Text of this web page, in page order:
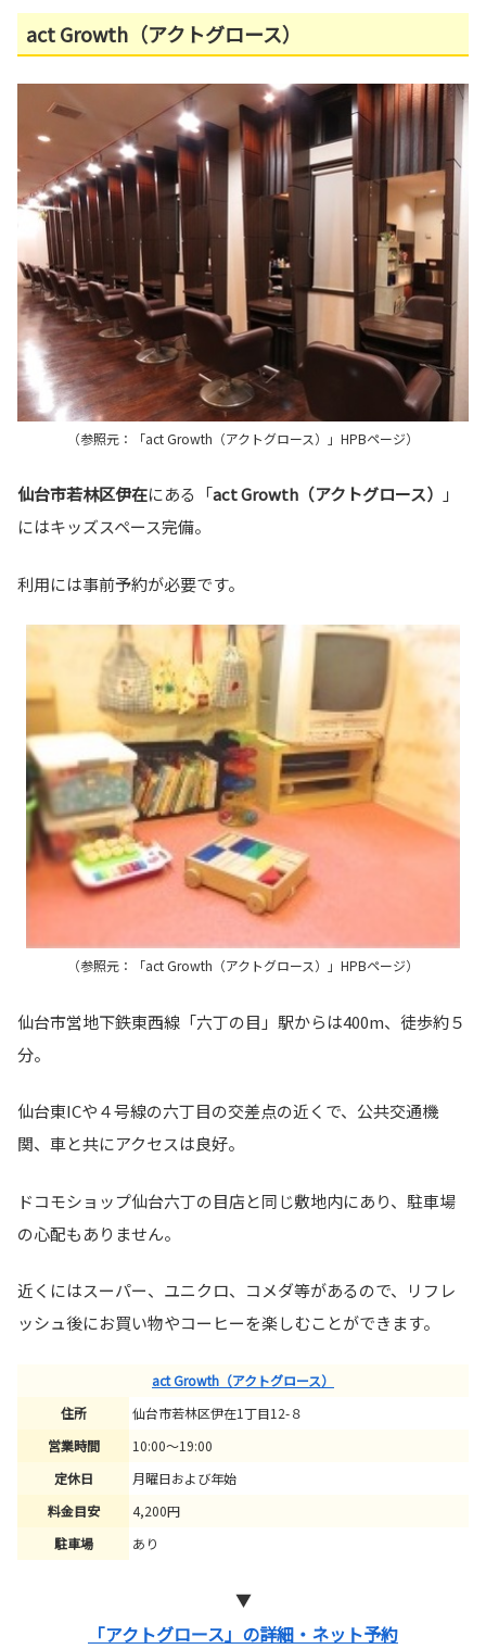
act Growth（アクトグロース）
（参照元：「act Growth（アクトグロース）」HPBページ）
仙台市若林区伊在にある「act Growth（アクトグロース）
」
にはキッズスペース完備。
利用には事前予約が必要です。
（参照元：「act Growth（アクトグロース）」HPBページ）
仙台市営地下鉄東西線「六丁の目」駅からは400m、徒歩約５
分。
仙台東ICや４号線の六丁目の交差点の近くで、公共交通機
関、車と共にアクセスは良好。
ドコモショップ仙台六丁の目店と同じ敷地内にあり、駐車場
の心配もありません。
近くにはスーパー、ユニクロ、コメダ等があるので、リフレ
ッシュ後にお買い物やコーヒーを楽しむことができます。
act Growth（アクトグロース）
住所
仙台市若林区伊在1丁目12-８
営業時間
10:00～19:00
定休日
月曜日および年始
料金目安
4,200円
駐車場
あり
▼
「アクトグロース」の詳細・ネット予約